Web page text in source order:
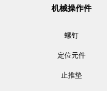
机械操作件
螺钉
定位元件
止推垫